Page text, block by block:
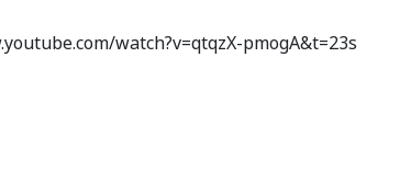
watch?v=qtqzX-pmogA&t=23s